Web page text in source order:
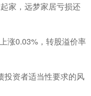
家，远梦家居亏损还
涨0.03%，转股溢价率
投资者适当性要求的风